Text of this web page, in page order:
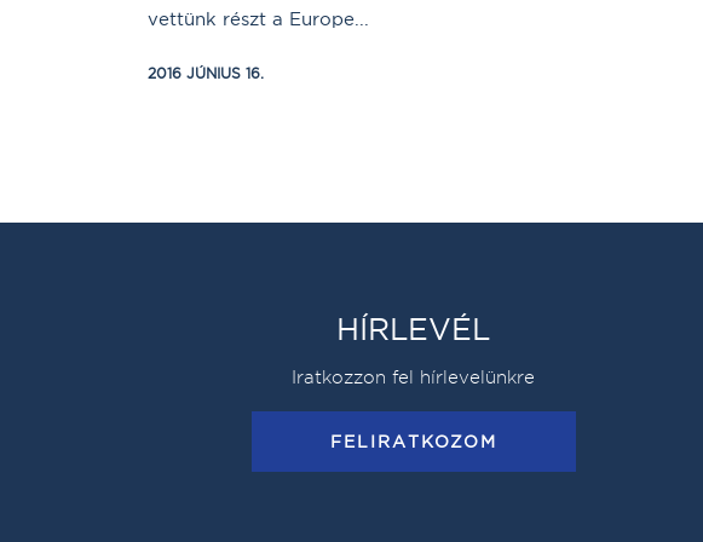
vettünk részt a Europe...
2016 JÚNIUS 16.
HÍRLEVÉL
Iratkozzon fel hírlevelünkre
FELIRATKOZOM